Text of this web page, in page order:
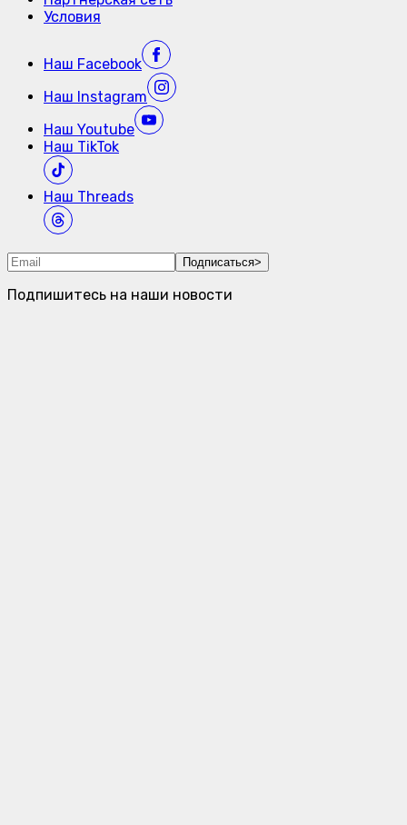
Условия
Наш Facebook
Наш Instagram
Наш Youtube
Наш TikTok
Наш Threads
Подписаться>
Подпишитесь на наши новости